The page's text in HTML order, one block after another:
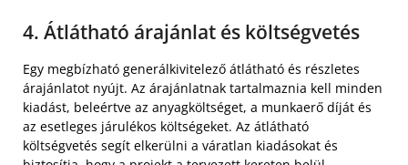
4. Átlátható árajánlat és költségvetés
Egy megbízható generálkivitelező átlátható és részletes
árajánlatot nyújt. Az árajánlatnak tartalmaznia kell minden
kiadást, beleértve az anyagköltséget, a munkaerő díját és
az esetleges járulékos költségeket. Az átlátható
költségvetés segít elkerülni a váratlan kiadásokat és